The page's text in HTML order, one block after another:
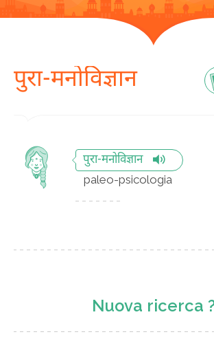
पुरा-मनोविज्ञान
पुरा-मनोविज्ञान
paleo-psicologia
Nuova ricerca